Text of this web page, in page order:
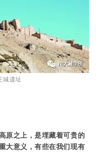
城遗址
之上，是埋藏着可贵的
大意义，有些在我们现有